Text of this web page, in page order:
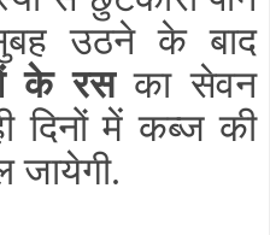
उठने के बाद
के रसका सेवन
में कब्ज की
जायेगी.